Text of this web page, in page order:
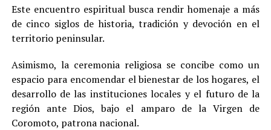
Este encuentro espiritual busca rendir homenaje a más
de cinco siglos de historia, tradición y devoción en el
territorio peninsular.
Asimismo, la ceremonia religiosa se concibe como un
espacio para encomendar el bienestar de los hogares, el
desarrollo de las instituciones locales y el futuro de la
región ante Dios, bajo el amparo de la Virgen de
Coromoto, patrona nacional.